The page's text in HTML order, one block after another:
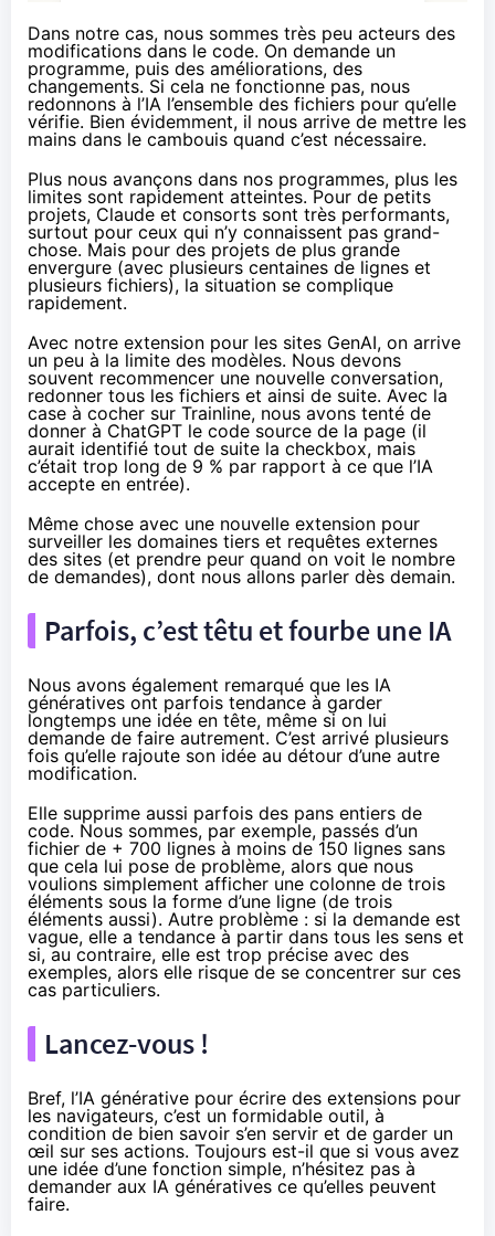
Dans notre cas, nous sommes très peu acteurs des
modifications dans le code. On demande un
programme, puis des améliorations, des
changements. Si cela ne fonctionne pas, nous
redonnons à l’IA l’ensemble des fichiers pour qu’elle
vérifie. Bien évidemment, il nous arrive de mettre les
mains dans le cambouis quand c’est nécessaire.
Plus nous avançons dans nos programmes, plus les
limites sont rapidement atteintes. Pour de petits
projets, Claude et consorts sont très performants,
surtout pour ceux qui n’y connaissent pas grand-
chose. Mais pour des projets de plus grande
envergure (avec plusieurs centaines de lignes et
plusieurs fichiers), la situation se complique
rapidement.
Avec notre extension pour les sites GenAI, on arrive
un peu à la limite des modèles. Nous devons
souvent recommencer une nouvelle conversation,
redonner tous les fichiers et ainsi de suite. Avec la
case à cocher sur Trainline, nous avons tenté de
donner à ChatGPT le code source de la page (il
aurait identifié tout de suite la checkbox, mais
c’était trop long de 9 % par rapport à ce que l’IA
accepte en entrée).
Même chose avec une nouvelle extension pour
surveiller les domaines tiers et requêtes externes
des sites (et prendre peur quand on voit le nombre
de demandes), dont nous allons parler dès demain.
Parfois, c’est têtu et fourbe une IA
Nous avons également remarqué que les IA
génératives ont parfois tendance à garder
longtemps une idée en tête, même si on lui
demande de faire autrement. C’est arrivé plusieurs
fois qu’elle rajoute son idée au détour d’une autre
modification.
Elle supprime aussi parfois des pans entiers de
code. Nous sommes, par exemple, passés d’un
fichier de + 700 lignes à moins de 150 lignes sans
que cela lui pose de problème, alors que nous
voulions simplement afficher une colonne de trois
éléments sous la forme d’une ligne (de trois
éléments aussi). Autre problème : si la demande est
vague, elle a tendance à partir dans tous les sens et
si, au contraire, elle est trop précise avec des
exemples, alors elle risque de se concentrer sur ces
cas particuliers.
Lancez-vous !
Bref, l’IA générative pour écrire des extensions pour
les navigateurs, c’est un formidable outil, à
condition de bien savoir s’en servir et de garder un
œil sur ses actions. Toujours est-il que si vous avez
une idée d’une fonction simple, n’hésitez pas à
demander aux IA génératives ce qu’elles peuvent
faire.